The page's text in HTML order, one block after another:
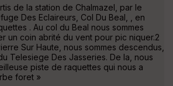
de la station de Chalmazel, par le
Des Eclaireurs, Col Du Beal, , en
. Au col du Beal nous sommes
un coin abrité du vent pour pic niquer.2
Sur Haute, nous sommes descendus,
Telesiege Des Jasseries. De la, nous
piste de raquettes qui nous a
foret »